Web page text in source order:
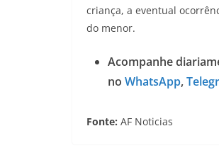
criança, a eventual
do menor.
Acompanhe
no WhatsApp,
Fonte: AF Noticias